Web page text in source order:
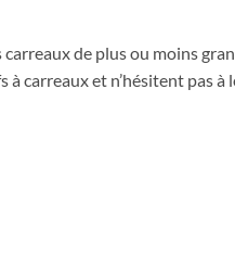
de plus ou moins
carreaux et n’hésitent pas à